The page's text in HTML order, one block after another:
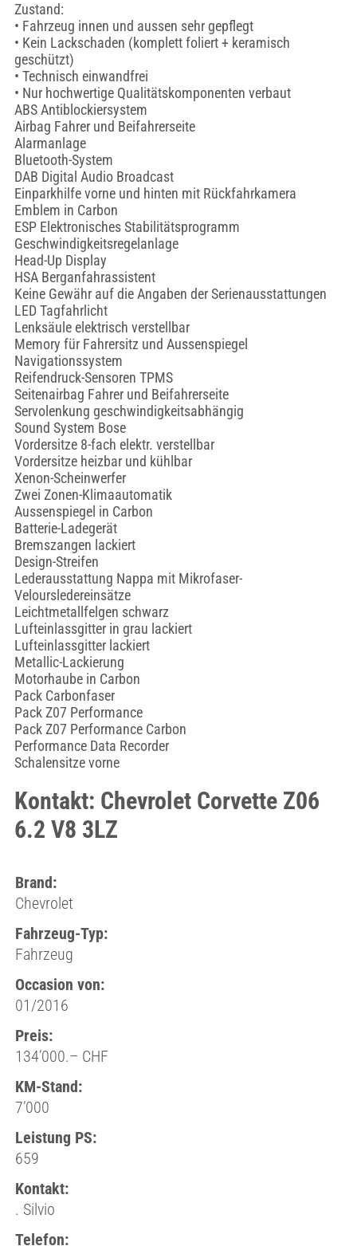
Zustand:
• Fahrzeug innen und aussen sehr gepflegt
• Kein Lackschaden (komplett foliert + keramisch
geschützt)
• Technisch einwandfrei
• Nur hochwertige Qualitätskomponenten verbaut
ABS Antiblockiersystem
Airbag Fahrer und Beifahrerseite
Alarmanlage
Bluetooth-System
DAB Digital Audio Broadcast
Einparkhilfe vorne und hinten mit Rückfahrkamera
Emblem in Carbon
ESP Elektronisches Stabilitätsprogramm
Geschwindigkeitsregelanlage
Head-Up Display
HSA Berganfahrassistent
Keine Gewähr auf die Angaben der Serienausstattungen
LED Tagfahrlicht
Lenksäule elektrisch verstellbar
Memory für Fahrersitz und Aussenspiegel
Navigationssystem
Reifendruck-Sensoren TPMS
Seitenairbag Fahrer und Beifahrerseite
Servolenkung geschwindigkeitsabhängig
Sound System Bose
Vordersitze 8-fach elektr. verstellbar
Vordersitze heizbar und kühlbar
Xenon-Scheinwerfer
Zwei Zonen-Klimaautomatik
Aussenspiegel in Carbon
Batterie-Ladegerät
Bremszangen lackiert
Design-Streifen
Lederausstattung Nappa mit Mikrofaser-
Veloursledereinsätze
Leichtmetallfelgen schwarz
Lufteinlassgitter in grau lackiert
Lufteinlassgitter lackiert
Metallic-Lackierung
Motorhaube in Carbon
Pack Carbonfaser
Pack Z07 Performance
Pack Z07 Performance Carbon
Performance Data Recorder
Schalensitze vorne
Kontakt: Chevrolet Corvette Z06
6.2 V8 3LZ
Brand:
Chevrolet
Fahrzeug-Typ:
Fahrzeug
Occasion von:
01/2016
Preis:
134’000.– CHF
KM-Stand:
7’000
Leistung PS:
659
Kontakt:
. Silvio
Telefon: